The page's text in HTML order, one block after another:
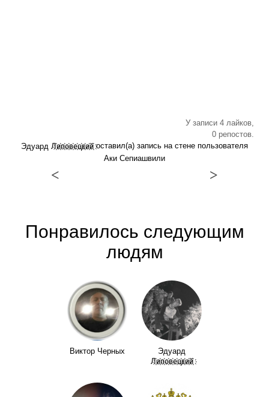
У записи 4 лайков,
0 репостов.
Эдуард Л҉и҉п҉о҉в҉е҉ц҉к҉и҉й҉оставил(а) запись на стене пользователя
Аки Сепиашвили
< >
Понравилось следующим
людям
Виктор Черных
Эдуард
Л҉и҉п҉о҉в҉е҉ц҉к҉и҉й҉